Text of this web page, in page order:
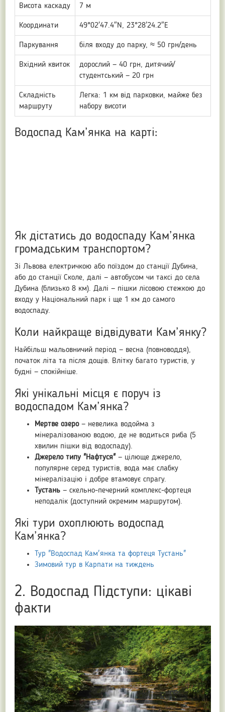
Висота каскаду 7 м
Координати 49°02′47.4″N, 23°28′24.2″E
Паркування біля входу до парку, ≈ 50 грн/день
Вхідний квиток
дорослий — 40 грн, дитячий/
студентський — 20 грн
Складність
маршруту
Легка: 1 км від парковки, майже без
набору висоти
Водоспад Кам’янка на карті:
Як дістатись до водоспаду Кам’янка
громадським транспортом?
Зі Львова електричкою або поїздом до станції Дубина,
або до станції Сколе, далі — автобусом чи таксі до села
Дубина (близько 8 км). Далі — пішки лісовою стежкою до
входу у Національний парк і ще 1 км до самого
водоспаду.
Коли найкраще відвідувати Кам’янку?
Найбільш мальовничий період — весна (повноводдя),
початок літа та після дощів. Влітку багато туристів, у
будні — спокійніше.
Які унікальні місця є поруч із
водоспадом Кам’янка?
Мертве озеро— невелика водойма з
мінералізованою водою, де не водиться риба (5
хвилин пішки від водоспаду).
Джерело типу "Нафтуся" — цілюще джерело,
популярне серед туристів, вода має слабку
мінералізацію і добре втамовує спрагу.
Тустань — скельно-печерний комплекс-фортеця
неподалік (доступний окремим маршрутом).
Які тури охоплюють водоспад
Кам’янка?
Тур "Водоспад Кам'янка та фортеця Тустань"
Зимовий тур в Карпати на тиждень
2. Водоспад Підступи: цікаві
факти